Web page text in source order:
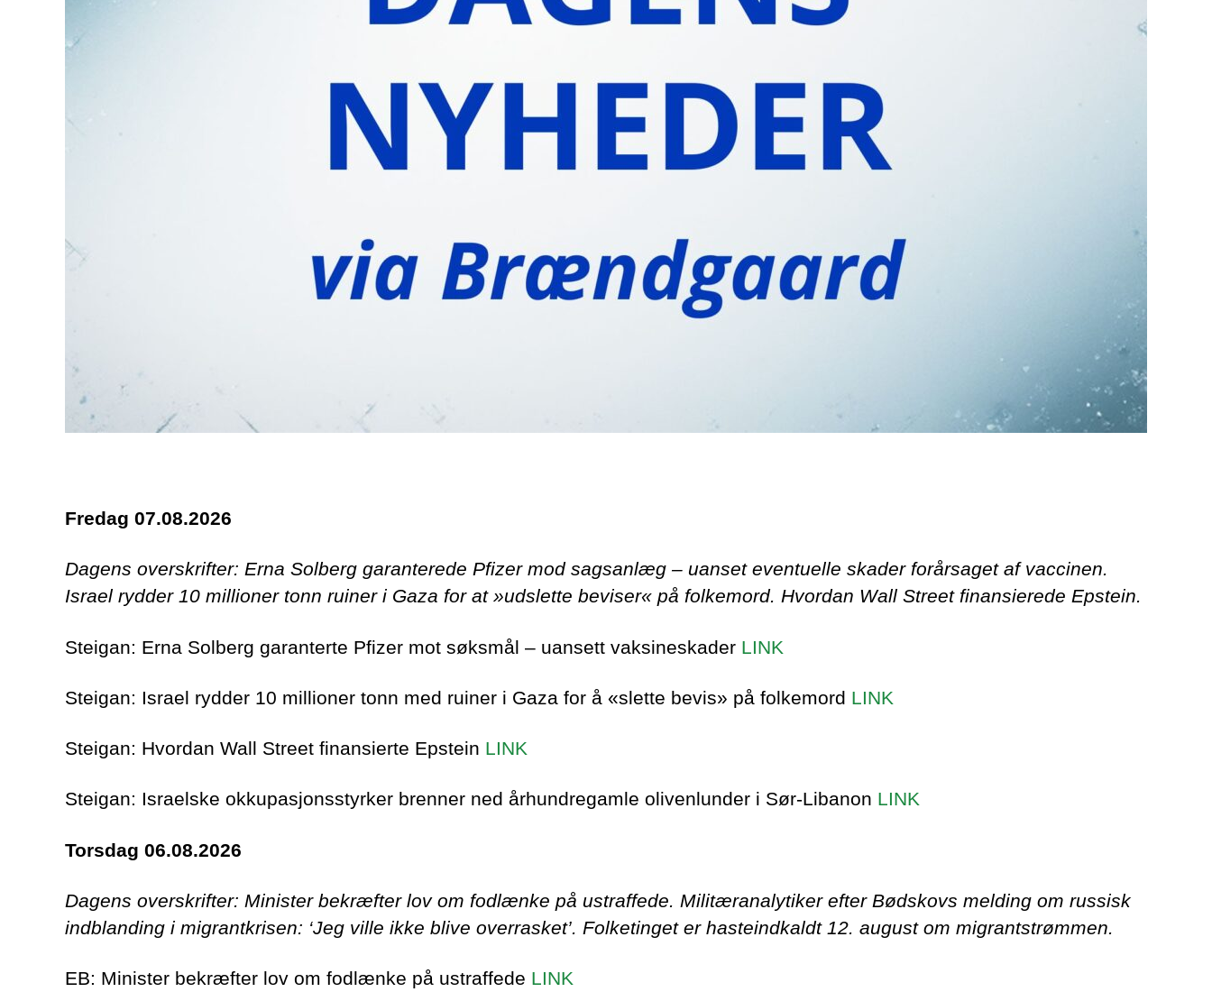
Fredag 07.08.2026
Dagens overskrifter: Erna Solberg garanterede Pfizer mod sagsanlæg – uanset eventuelle skader forårsaget af vaccinen.
Israel rydder 10 millioner tonn ruiner i Gaza for at »udslette beviser« på folkemord. Hvordan Wall Street finansierede Epstein.
Steigan: Erna Solberg garanterte Pfizer mot søksmål – uansett vaksineskader LINK
Steigan: Israel rydder 10 millioner tonn med ruiner i Gaza for å «slette bevis» på folkemord LINK
Steigan: Hvordan Wall Street finansierte Epstein LINK
Steigan: Israelske okkupasjonsstyrker brenner ned århundregamle olivenlunder i Sør-Libanon LINK
Torsdag 06.08.2026
Dagens overskrifter: Minister bekræfter lov om fodlænke på ustraffede. Militæranalytiker efter Bødskovs melding om russisk
indblanding i migrantkrisen: ‘Jeg ville ikke blive overrasket’. Folketinget er hasteindkaldt 12. august om migrantstrømmen.
EB: Minister bekræfter lov om fodlænke på ustraffede LINK